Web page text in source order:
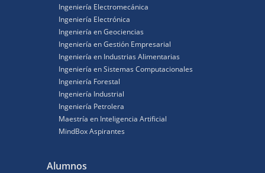
Ingeniería Electromecánica
Ingeniería Electrónica
Ingeniería en Geociencias
Ingeniería en Gestión Empresarial
Ingeniería en Industrias Alimentarias
Ingeniería en Sistemas Computacionales
Ingeniería Forestal
Ingeniería Industrial
Ingeniería Petrolera
Maestría en Inteligencia Artificial
MindBox Aspirantes
Alumnos